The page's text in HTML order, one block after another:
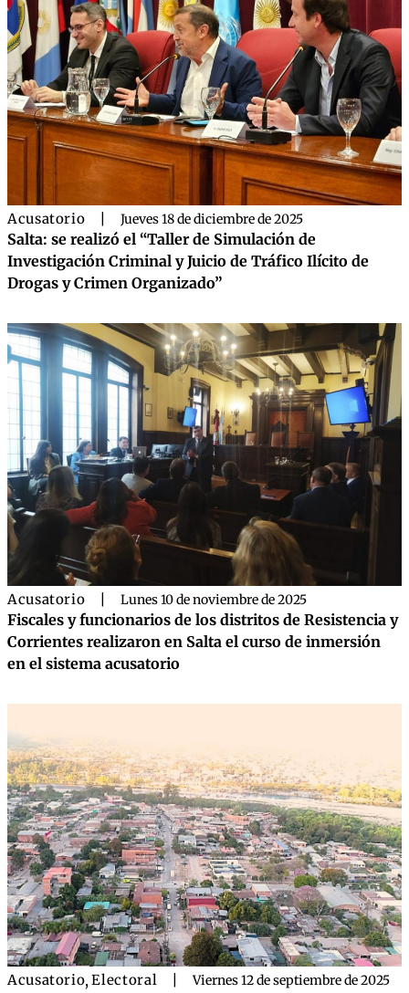
Acusatorio Jueves 18 de diciembre de 2025
Salta: se realizó el “Taller de Simulación de
Investigación Criminal y Juicio de Tráfico Ilícito de
Drogas y Crimen Organizado”
Acusatorio Lunes 10 de noviembre de 2025
Fiscales y funcionarios de los distritos de Resistencia y
Corrientes realizaron en Salta el curso de inmersión
en el sistema acusatorio
Acusatorio,Electoral Viernes 12 de septiembre de 2025